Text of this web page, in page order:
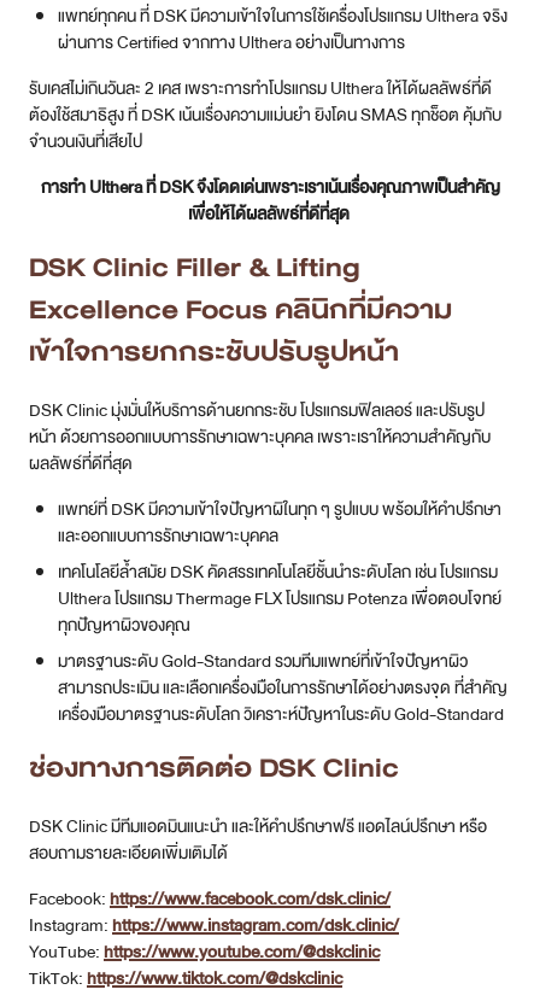
แพทย์ทุกคน ที่ DSK มีความเข้าใจในการใช้เครื่องโปรแกรม Ulthera จริง
ผ่านการ Certified จากทาง Ulthera อย่างเป็นทางการ
รับเคสไม่เกินวันละ 2 เคส เพราะการทำโปรแกรม Ulthera ให้ได้ผลลัพธ์ที่ดี
ต้องใช้สมาธิสูง ที่ DSK เน้นเรื่องความแม่นยำ ยิงโดน SMAS ทุกช็อต คุ้มกับ
จำนวนเงินที่เสียไป
การทำ Ulthera ที่ DSK จึงโดดเด่นเพราะเราเน้นเรื่องคุณภาพเป็นสำคัญ
เพื่อให้ได้ผลลัพธ์ที่ดีที่สุด
DSK Clinic Filler & Lifting
Excellence Focus คลินิกที่มีความ
เข้าใจการยกกระชับปรับรูปหน้า
DSK Clinic มุ่งมั่นให้บริการด้านยกกระชับ โปรแกรมฟิลเลอร์ และปรับรูป
หน้า ด้วยการออกแบบการรักษาเฉพาะบุคคล เพราะเราให้ความสำคัญกับ
ผลลัพธ์ที่ดีที่สุด
แพทย์ที่ DSK มีความเข้าใจปัญหาผิในทุก ๆ รูปแบบ พร้อมให้คำปรึกษา
และออกแบบการรักษาเฉพาะบุคคล
เทคโนโลยีล้ำสมัย DSK คัดสรรเทคโนโลยีชั้นนำระดับโลก เช่น โปรแกรม
Ulthera โปรแกรม Thermage FLX โปรแกรม Potenza เพื่อตอบโจทย์
ทุกปัญหาผิวของคุณ
มาตรฐานระดับ Gold-Standard รวมทีมแพทย์ที่เข้าใจปัญหาผิว
สามารถประเมิน และเลือกเครื่องมือในการรักษาได้อย่างตรงจุด ที่สำคัญ
เครื่องมือมาตรฐานระดับโลก วิเคราะห์ปัญหาในระดับ Gold-Standard
ช่องทางการติดต่อ DSK Clinic
DSK Clinic มีทีมแอดมินแนะนำ และให้คำปรึกษาฟรี แอดไลน์ปรึกษา หรือ
สอบถามรายละเอียดเพิ่มเติมได้
Facebook:https://www.facebook.com/dsk.clinic/
Instagram:https://www.instagram.com/dsk.clinic/
YouTube:https://www.youtube.com/@dskclinic
TikTok:https://www.tiktok.com/@dskclinic